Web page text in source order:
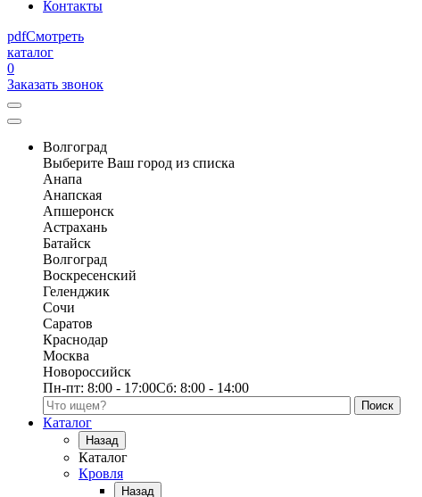
Контакты
pdfСмотреть
каталог
0
Заказать звонок
Волгоград
Выберите Ваш город из списка
Анапа
Анапская
Апшеронск
Астрахань
Батайск
Волгоград
Воскресенский
Геленджик
Сочи
Саратов
Краснодар
Москва
Новороссийск
Пн-пт: 8:00 - 17:00Сб: 8:00 - 14:00
Поиск по каталогу
Каталог
Назад
Каталог
Кровля
Назад